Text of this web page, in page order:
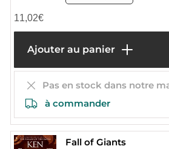
11,02€
Ajouter au panier
Pas en stock dans notre
à commander
Fall of Giants